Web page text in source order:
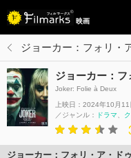
映画
ジョーカー：フォリ・
ジョーカー：フ
Joker: Folie à Deux
上映日：2024年10月11
ジャンル：
ドラマ
ジョーカー：フォリ・ア・ド